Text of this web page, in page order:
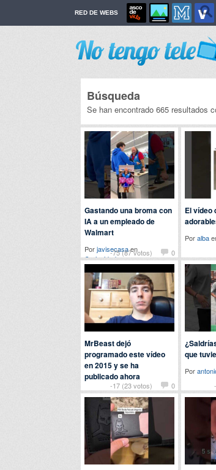
RED DE WEBS
Búsqueda
Se han encontrado 665 resultados
-75 (87 votos) 0
Gastando una broma con
IA a un empleado de
Walmart
Porjavisecasaen
Curiosidades
El vídeo
Poralba
-17 (23 votos) 0
MrBeast dejó
programado este vídeo
en 2015 y se ha
publicado ahora
Pornomedigasen
Curiosidades
que
Por